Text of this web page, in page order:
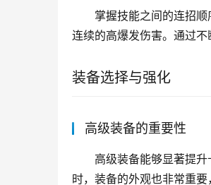
掌握技能之间的连招
连续的高爆发伤害。通过
装备选择与强化
高级装备的重要性
高级装备能够显著提
时，装备的外观也非常重